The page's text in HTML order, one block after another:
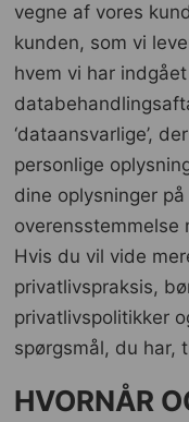
vegne af vores
kunden, som vi
hvem vi har
‘dataansvarlige’,
personlige
dine oplysninger
overensstemmelse
Hvis du vil vide
privatlivspraksis,
privatlivspolitikker
spørgsmål, du har,
HVORNÅR